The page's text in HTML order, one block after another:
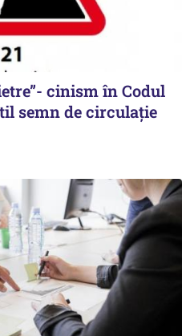
cinism în Codul
semn de circulație